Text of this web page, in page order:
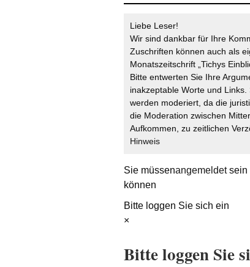
Liebe Leser!
Wir sind dankbar für Ihre
Zuschriften können auch als
Monatszeitschrift „Tichys
Bitte entwerten Sie Ihre
inakzeptable Worte und
werden moderiert, da die
die Moderation zwischen
Aufkommen, zu zeitlichen
Hinweis
Sie müssenangemeldetsein
können
Bitte loggen Sie sich ein
×
Bitte loggen Sie